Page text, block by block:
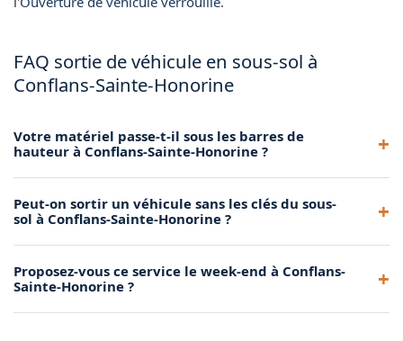
FAQ sortie de véhicule en sous-sol à
Conflans-Sainte-Honorine
Votre matériel passe-t-il sous les barres de
hauteur à Conflans-Sainte-Honorine ?
spécifiquement conçu pour passer sous les barres de
Peut-on sortir un véhicule sans les clés du sous-
sol à Conflans-Sainte-Honorine ?
véhicule sans qu'il soit nécessaire de le démarrer. Nous
Proposez-vous ce service le week-end à Conflans-
Sainte-Honorine ?